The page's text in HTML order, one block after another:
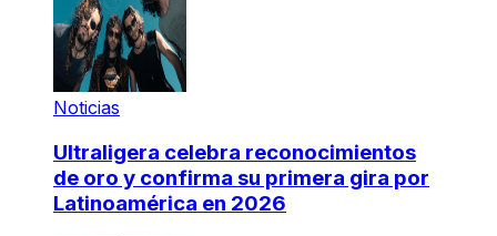
Noticias
Ultraligera celebra reconocimientos
de oro y confirma su primera gira por
Latinoamérica en 2026